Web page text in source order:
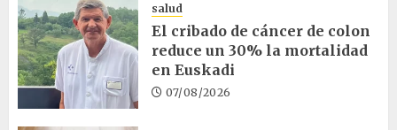
salud
El cribado de cáncer de colon
reduce un 30% la mortalidad
en Euskadi
07/08/2026